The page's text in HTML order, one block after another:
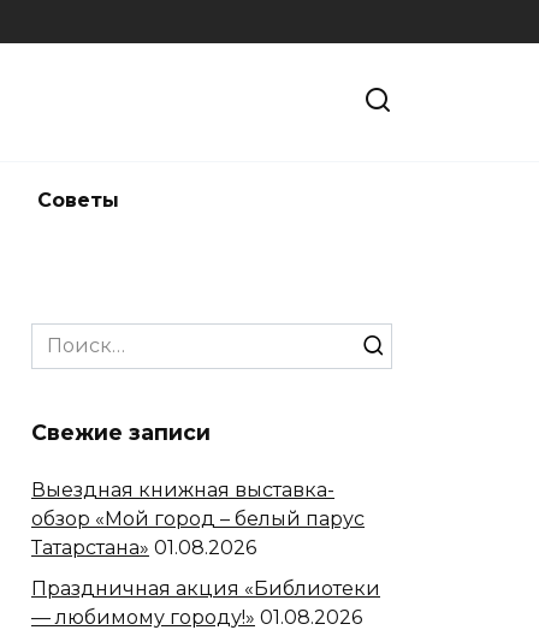
Советы
Search
for:
Свежие записи
Выездная книжная выставка-
обзор «Мой город – белый парус
Татарстана» 01.08.2026
Праздничная акция «Библиотеки
— любимому городу!» 01.08.2026